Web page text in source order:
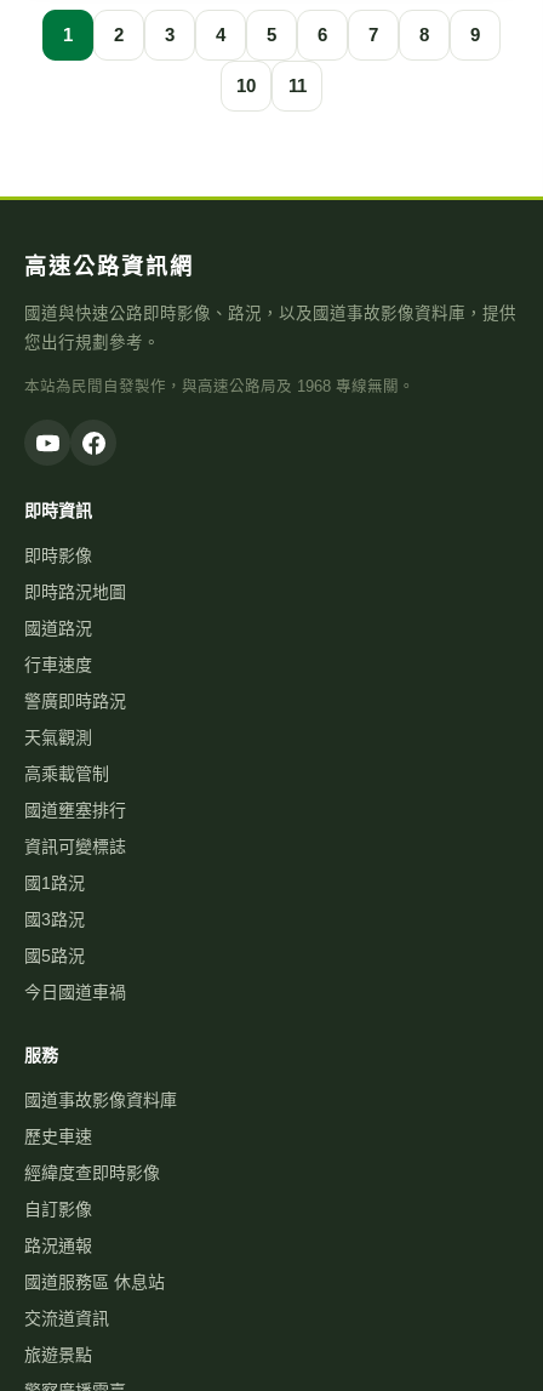
1 2 3 4 5 6 7 8 9
10 11
高速公路資訊網
國道與快速公路即時影像、路況，以及國道事故影像資料庫，提供
您出行規劃參考。
本站為民間自發製作，與高速公路局及 1968 專線無關。
即時資訊
即時影像
即時路況地圖
國道路況
行車速度
警廣即時路況
天氣觀測
高乘載管制
國道壅塞排行
資訊可變標誌
國1路況
國3路況
國5路況
今日國道車禍
服務
國道事故影像資料庫
歷史車速
經緯度查即時影像
自訂影像
路況通報
國道服務區 休息站
交流道資訊
旅遊景點